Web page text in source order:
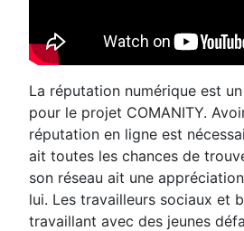
La réputation numérique est
pour le projet COMANITY.
réputation en ligne est
ait toutes les chances de
son réseau ait une
lui. Les travailleurs sociaux et
travaillant avec des jeunes